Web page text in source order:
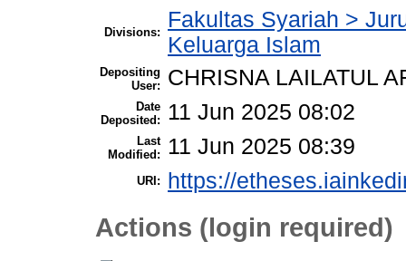
Divisions:
Fakultas Syariah >
Keluarga Islam
Depositing
User:
CHRISNA LAILATUL
Date
Deposited:
11 Jun 2025 08:02
Last
Modified:
11 Jun 2025 08:39
URI: https://
Actions (login required)